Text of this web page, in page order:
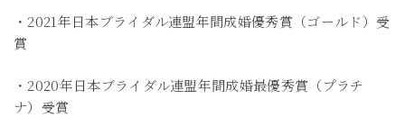
・2021年日本ブライダル連盟年間成婚優秀賞（ゴールド）受
賞
・2020年日本ブライダル連盟年間成婚最優秀賞（プラチ
ナ）受賞